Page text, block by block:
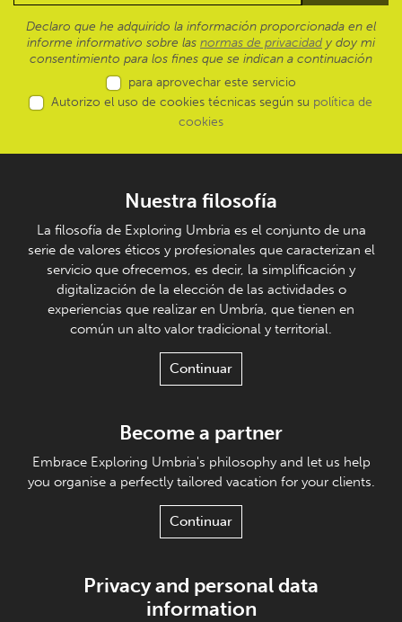
Declaro que he adquirido la información proporcionada en el
informe informativo sobre las normas de privacidad y doy mi
consentimiento para los fines que se indican a continuación
para aprovechar este servicio
Autorizo el uso de cookies técnicas según su política de
cookies
Nuestra filosofía
La filosofía de Exploring Umbria es el conjunto de una
serie de valores éticos y profesionales que caracterizan el
servicio que ofrecemos, es decir, la simplificación y
digitalización de la elección de las actividades o
experiencias que realizar en Umbría, que tienen en
común un alto valor tradicional y territorial.
Continuar
Become a partner
Embrace Exploring Umbria's philosophy and let us help
you organise a perfectly tailored vacation for your clients.
Continuar
Privacy and personal data
information